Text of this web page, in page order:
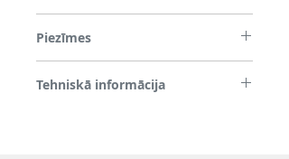
Piezīmes
jānoņem.
Tehniskā informācija